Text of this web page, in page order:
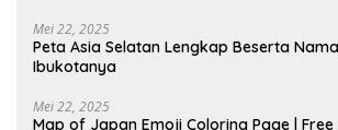
Mei 22, 2025
Peta Asia Selatan Lengkap Beserta
Ibukotanya
Mei 22, 2025
Map of Japan Emoji Coloring Page | Free